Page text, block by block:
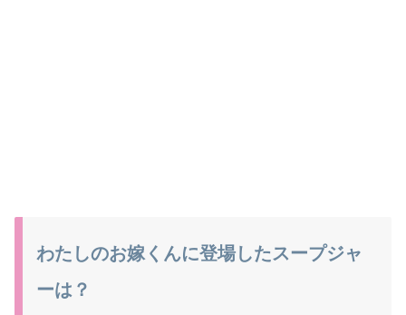
わたしのお嫁くんに登場したスープジャ
ーは？